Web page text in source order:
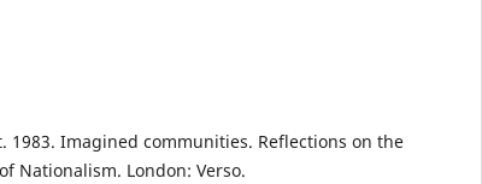
1983. Imagined communities. Reflections on the
Nationalism. London: Verso.